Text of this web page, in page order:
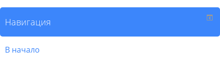
Навигация
В начало